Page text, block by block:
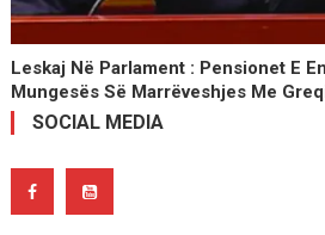
Leskaj Në Parlament : Pensionet E
Mungesës Së Marrëveshjes Me
SOCIAL MEDIA